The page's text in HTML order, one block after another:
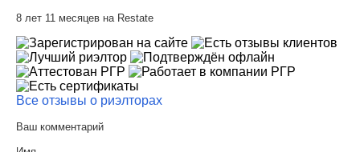
8 лет 11 месяцев на Restate
Все отзывы о риэлторах
Ваш комментарий